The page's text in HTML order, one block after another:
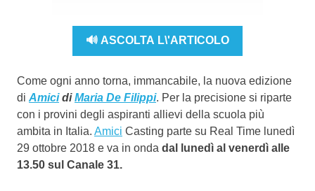
🔊 ASCOLTA L\'ARTICOLO
Come ogni anno torna, immancabile, la nuova edizione
di AmicidiMaria De Filippi. Per la precisione si riparte
con i provini degli aspiranti allievi della scuola più
ambita in Italia. Amici Casting parte su Real Time lunedì
29 ottobre 2018 e va in onda dal lunedì al venerdì alle
13.50 sul Canale 31.